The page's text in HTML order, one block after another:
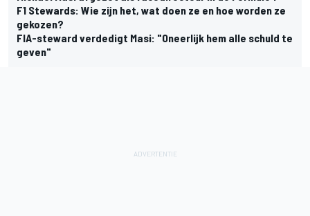
F1 Stewards: Wie zijn het, wat doen ze en hoe worden ze
gekozen?
FIA-steward verdedigt Masi: "Oneerlijk hem alle schuld te
geven"